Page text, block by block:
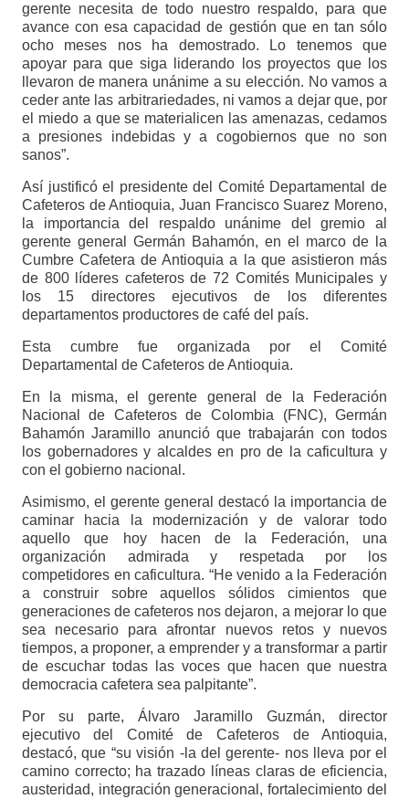
gerente necesita de todo nuestro respaldo, para que
avance con esa capacidad de gestión que en tan sólo
ocho meses nos ha demostrado. Lo tenemos que
apoyar para que siga liderando los proyectos que los
llevaron de manera unánime a su elección. No vamos a
ceder ante las arbitrariedades, ni vamos a dejar que, por
el miedo a que se materialicen las amenazas, cedamos
a presiones indebidas y a cogobiernos que no son
sanos”.
Así justificó el presidente del Comité Departamental de
Cafeteros de Antioquia, Juan Francisco Suarez Moreno,
la importancia del respaldo unánime del gremio al
gerente general Germán Bahamón, en el marco de la
Cumbre Cafetera de Antioquia a la que asistieron más
de 800 líderes cafeteros de 72 Comités Municipales y
los 15 directores ejecutivos de los diferentes
departamentos productores de café del país.
Esta cumbre fue organizada por el Comité
Departamental de Cafeteros de Antioquia.
En la misma, el gerente general de la Federación
Nacional de Cafeteros de Colombia (FNC), Germán
Bahamón Jaramillo anunció que trabajarán con todos
los gobernadores y alcaldes en pro de la caficultura y
con el gobierno nacional.
Asimismo, el gerente general destacó la importancia de
caminar hacia la modernización y de valorar todo
aquello que hoy hacen de la Federación, una
organización admirada y respetada por los
competidores en caficultura. “He venido a la Federación
a construir sobre aquellos sólidos cimientos que
generaciones de cafeteros nos dejaron, a mejorar lo que
sea necesario para afrontar nuevos retos y nuevos
tiempos, a proponer, a emprender y a transformar a partir
de escuchar todas las voces que hacen que nuestra
democracia cafetera sea palpitante”.
Por su parte, Álvaro Jaramillo Guzmán, director
ejecutivo del Comité de Cafeteros de Antioquia,
destacó, que “su visión -la del gerente- nos lleva por el
camino correcto; ha trazado líneas claras de eficiencia,
austeridad, integración generacional, fortalecimiento del